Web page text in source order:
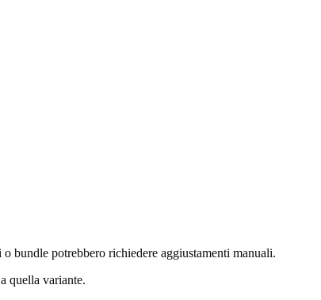
bundle potrebbero richiedere aggiustamenti manuali.
quella variante.